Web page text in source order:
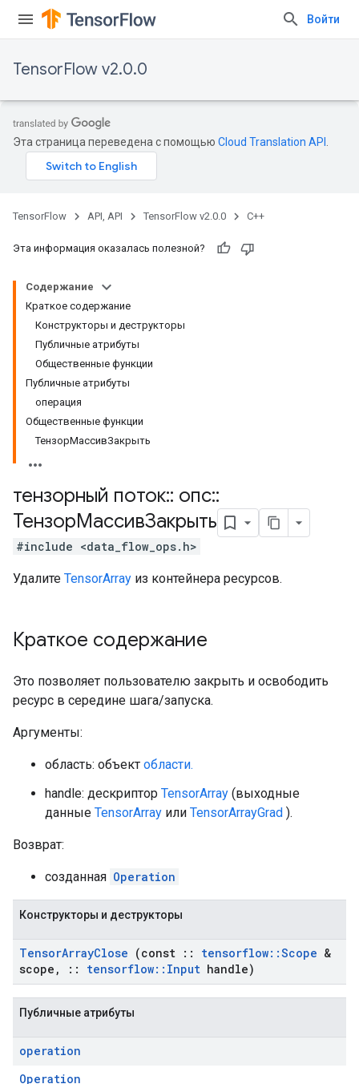
Войти
TensorFlow v2.0.0
Эта страница переведена с помощью Cloud Translation API
TensorFlow API, API TensorFlow v2.0.0 C++
Эта информация оказалась полезной?
Содержание
Краткое содержание
Конструкторы и деструкторы
Публичные атрибуты
Общественные функции
Публичные атрибуты
операция
Общественные функции
ТензорМассивЗакрыть
тензорный поток:: опс::
ТензорМассивЗакрыть
#include <data_flow_ops.h>
Удалите TensorArray из контейнера ресурсов.
Краткое содержание
Это позволяет пользователю закрыть и освободить
ресурс в середине шага/запуска.
Аргументы:
область: объект области.
handle: дескриптор TensorArray (выходные
данные TensorArray или TensorArrayGrad ).
Возврат:
созданная Operation
Конструкторы и деструкторы
TensorArrayClose (const :: tensorflow::Scope &
scope , :: tensorflow:: Input handle)
Публичные атрибуты
operation
Operation